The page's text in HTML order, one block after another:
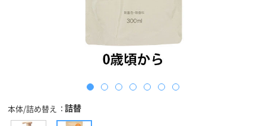
本体/詰め替え 詰替